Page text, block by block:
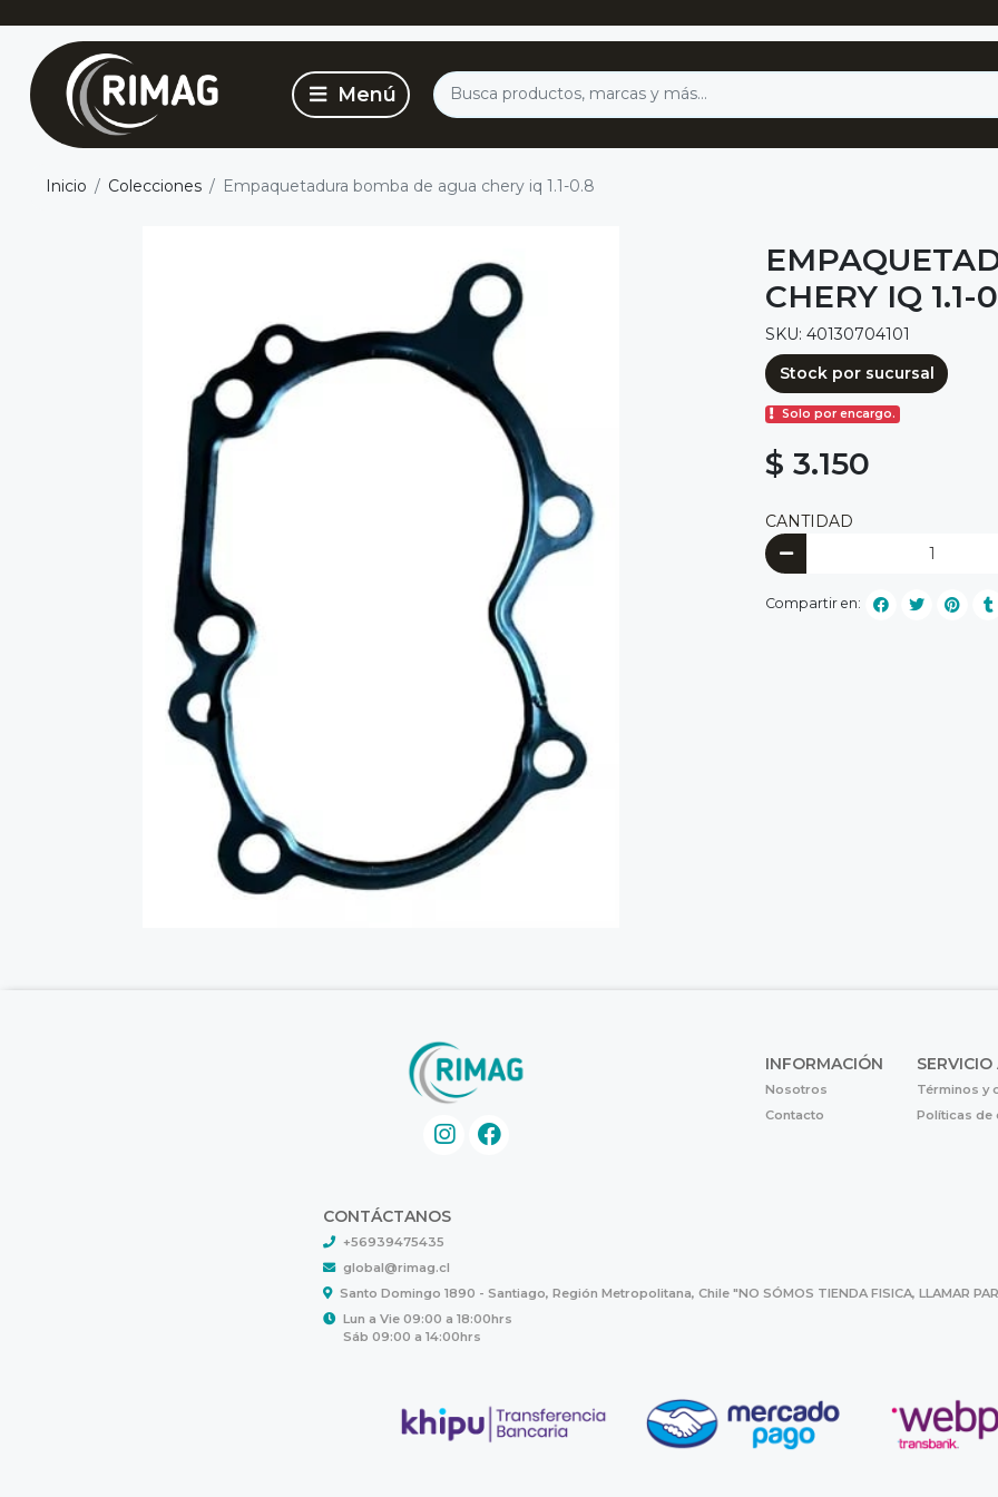
Inicio Colecciones Empaquetadura bomba de agua chery iq 1.1-0.8
CHERY IQ 1.1-
SKU: 40130704101
Stock por sucursal
Solo por encargo.
$ 3.150
CANTIDAD
Compartir en:
INFORMACIÓN
Nosotros
Contacto
Términos y
Políticas de
CONTÁCTANOS
+56939475435
global@rimag.cl
Santo Domingo 1890 - Santiago, Región Metropolitana, Chile "NO SÓMOS TIENDA FISICA, LLAMAR
Lun a Vie 09:00 a 18:00hrs
Sáb 09:00 a 14:00hrs